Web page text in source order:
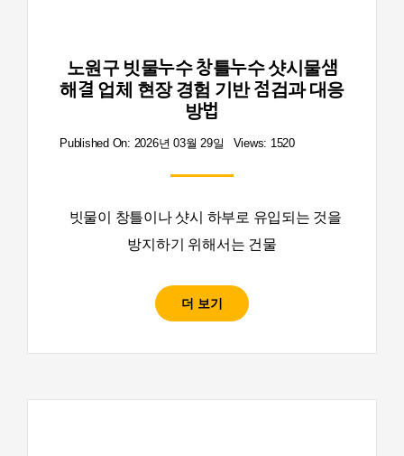
노원구 빗물누수 창틀누수 샷시물샘
해결 업체 현장 경험 기반 점검과 대응
방법
Published On: 2026년 03월 29일 Views: 1520
빗물이 창틀이나 샷시 하부로 유입되는 것을
방지하기 위해서는 건물
더 보기